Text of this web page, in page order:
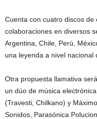
Cuenta con cuatro discos
colaboraciones en diversos
Argentina, Chile, Perú,
una leyenda a nivel nacional
Otra propuesta llamativa
un dúo de música
(Travesti, Chilkano) y
Sonidos, Parasónica